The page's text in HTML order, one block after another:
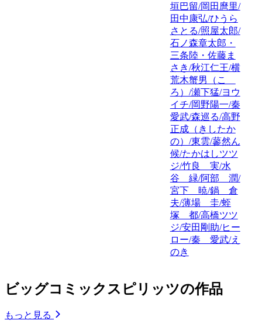
垣巴留/岡田麿里/
田中康弘/ひうら
さとる/照屋太郎/
石ノ森章太郎・
三条陸・佐藤ま
さき/秋江仁王/横
荒木蟹男（こゝ
ろ）/瀬下猛/ヨウ
イチ/岡野陽一/秦
愛武/森巡る/高野
正成（きしたか
の）/東雲/蓼然ん
候/たかはしツツ
ジ/竹良 実/水
谷 緑/阿部 潤/
宮下 暁/鍋 倉
夫/薄場 圭/蛭
塚 都/高橋ツツ
ジ/安田剛助/ヒー
ロー/秦 愛武/え
のき
ビッグコミックスピリッツの作品
もっと見る